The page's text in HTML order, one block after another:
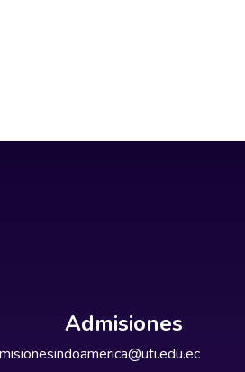
Admisiones